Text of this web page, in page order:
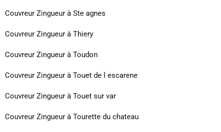
Couvreur Zingueur à Ste agnes
Couvreur Zingueur à Thiery
Couvreur Zingueur à Toudon
Couvreur Zingueur à Touet de l escarene
Couvreur Zingueur à Touet sur var
Couvreur Zingueur à Tourette du chateau